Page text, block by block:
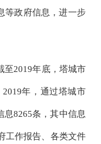
等政府信息，进一步
至2019年底，塔城市
2019年，通过塔城市
息8265条，其中信息
工作报告、各类文件